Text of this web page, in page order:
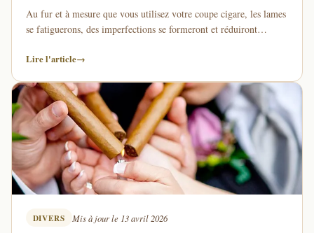
Au fur et à mesure que vous utilisez votre coupe cigare, les lames
se fatiguerons, des imperfections se formeront et réduiront
Lire l'article→
DIVERS Mis à jour le 13 avril 2026